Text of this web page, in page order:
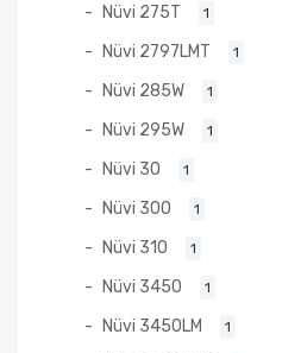
Nüvi 275T 1
Nüvi 2797LMT 1
Nüvi 285W 1
Nüvi 295W 1
Nüvi 30 1
Nüvi 300 1
Nüvi 310 1
Nüvi 3450 1
Nüvi 3450LM 1